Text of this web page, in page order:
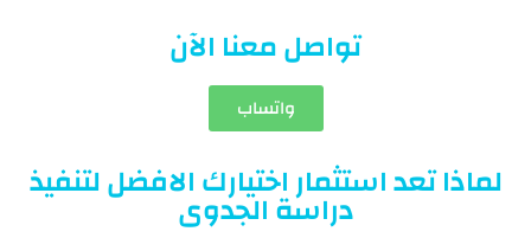
تواصل معنا الآن
واتساب
لماذا تعد استثمار اختيارك الافضل لتنفيذ
دراسة الجدوى